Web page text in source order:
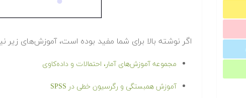
اگر نوشته بالا برای شما مفید بوده است، آموزش‌های زیر
مجموعه آموزش‌های آمار، احتمالات و داده‌کاوی
آموزش همبستگی و رگرسیون خطی در SPSS